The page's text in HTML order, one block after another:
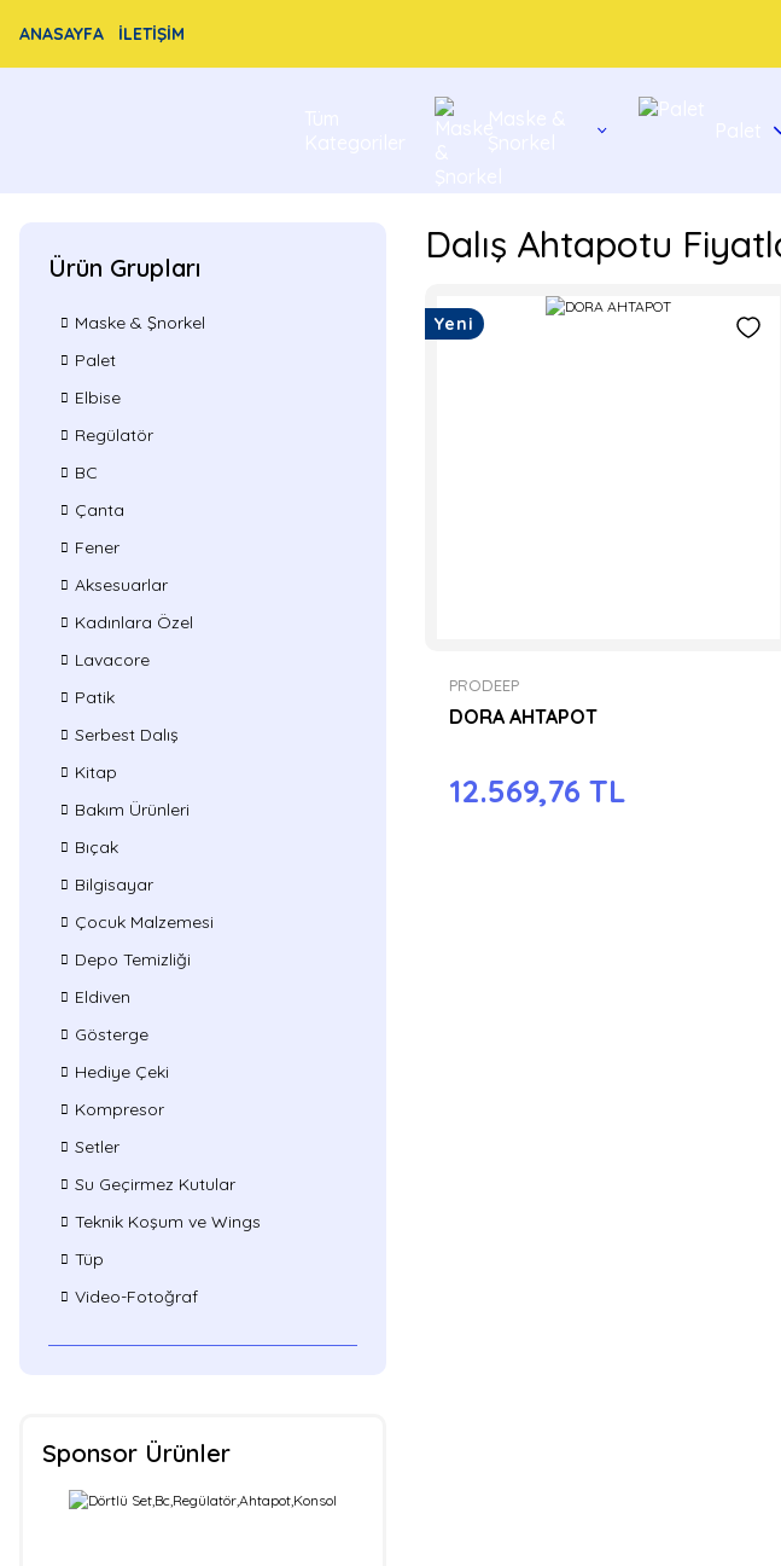
ANASAYFA İLETİŞİM
Ürün Grupları
Maske & Şnorkel
Palet
Elbise
Regülatör
BC
Çanta
Fener
Aksesuarlar
Kadınlara Özel
Lavacore
Patik
Serbest Dalış
Kitap
Bakım Ürünleri
Bıçak
Bilgisayar
Çocuk Malzemesi
Depo Temizliği
Eldiven
Gösterge
Hediye Çeki
Kompresor
Setler
Su Geçirmez Kutular
Teknik Koşum ve Wings
Tüp
Video-Fotoğraf
Sponsor Ürünler
Dalış Ahtapotu
Yeni
PRODEEP
DORA AHTAPOT
12.569,76 TL